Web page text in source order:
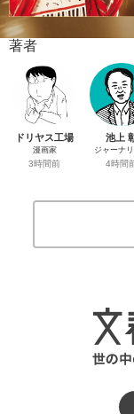
著者
ドリヤス工場
漫画家
3時間前
池上
ジャーナ
4時間